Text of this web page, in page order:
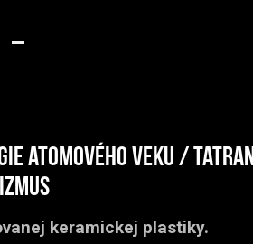
atomového veku /
keramickej plastiky.